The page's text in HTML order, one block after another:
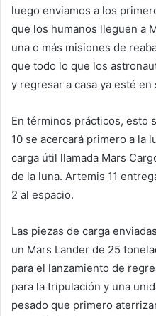
luego enviamos a los
que los humanos lleguen a
una o más misiones de
que todo lo que los
y regresar a casa ya esté en
En términos prácticos, esto
10 se acercará primero a la
carga útil llamada Mars
de la luna. Artemis 11
2 al espacio.
Las piezas de carga
un Mars Lander de 25
para el lanzamiento de
para la tripulación y una
pesado que primero